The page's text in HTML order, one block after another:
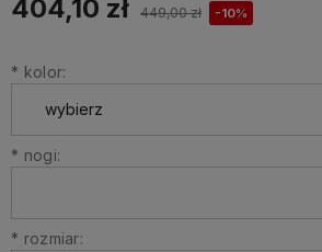
404,10 zł 449,00 zł -10%
* kolor:
* nogi:
* rozmiar: